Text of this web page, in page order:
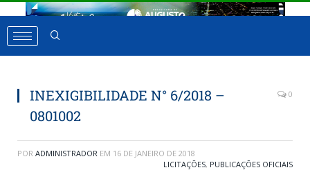
INEXIGIBILIDADE N° 6/2018 –
0801002
0
POR ADMINISTRADOR EM 16 DE JANEIRO DE 2018
LICITAÇÕES, PUBLICAÇÕES OFICIAIS